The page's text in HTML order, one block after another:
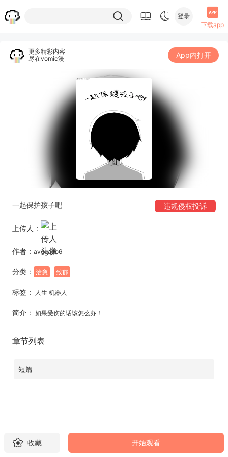
登录
下载app
更多精彩内容
尽在vomic漫
App内打开
一起保护孩子吧 违规侵权投诉
上传人：
作者： avogado6
分类： 治愈 致郁
标签： 人生 机器人
简介： 如果受伤的话该怎么办！
章节列表
短篇
收藏 开始观看